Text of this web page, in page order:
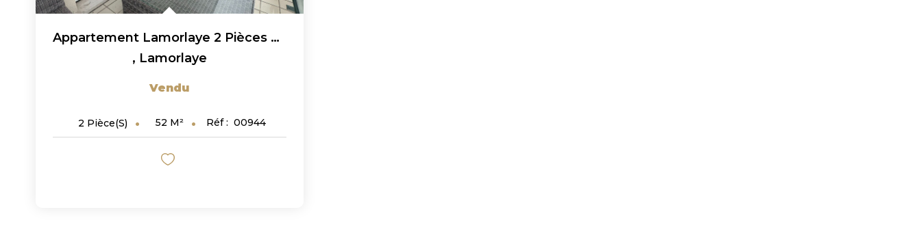
Appartement Lamorlaye 2 Pièces 51.69 M² Loi Carrez Au 2ème...
, Lamorlaye
Vendu
2 Pièce(s) 52 M² Réf : 00944